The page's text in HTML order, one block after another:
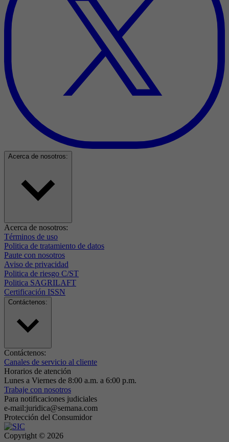
Acerca de nosotros:
Acerca de nosotros:
Términos de uso
Politica de tratamiento de datos
Paute con nosotros
Aviso de privacidad
Politica de riesgo C/ST
Politica SAGRILAFT
Certificación ISSN
Contáctenos:
Contáctenos:
Canales de servicio al cliente
Horarios de atención
Lunes a Viernes de 8:00 a.m. a 6:00 p.m.
Trabaje con nosotros
Para notificaciones judiciales
e-mail:juridica@semana.com
Protección del Consumidor
Copyright © 2026